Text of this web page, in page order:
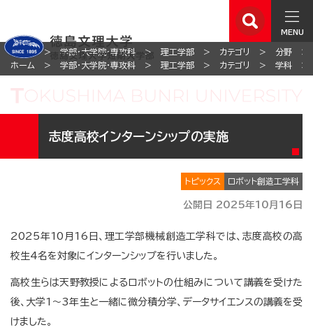
MENU
ホーム 学部・大学院・専攻科 理工学部 カテゴリ
分野
ホーム
学部・大学院・専攻科 理工学部 カテゴリ 学科
志度高校インターンシップの実施
トピックス ロボット創造工学科
公開日 2025年10月16日
2025年10月16日、理工学部機械創造工学科では、志度高校の高
校生4名を対象にインターンシップを行いました。
高校生らは天野教授によるロボットの仕組みについて講義を受けた
後、大学1～3年生と一緒に微分積分学、データサイエンスの講義を受
けました。